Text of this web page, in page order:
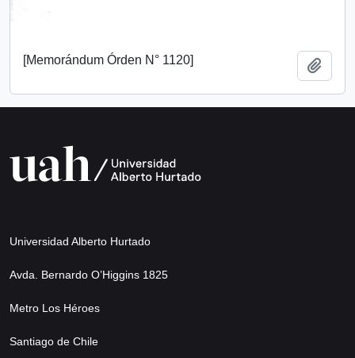
[Memorándum Órden N° 1120]
Universidad Alberto Hurtado
Avda. Bernardo O’Higgins 1825
Metro Los Héroes
Santiago de Chile